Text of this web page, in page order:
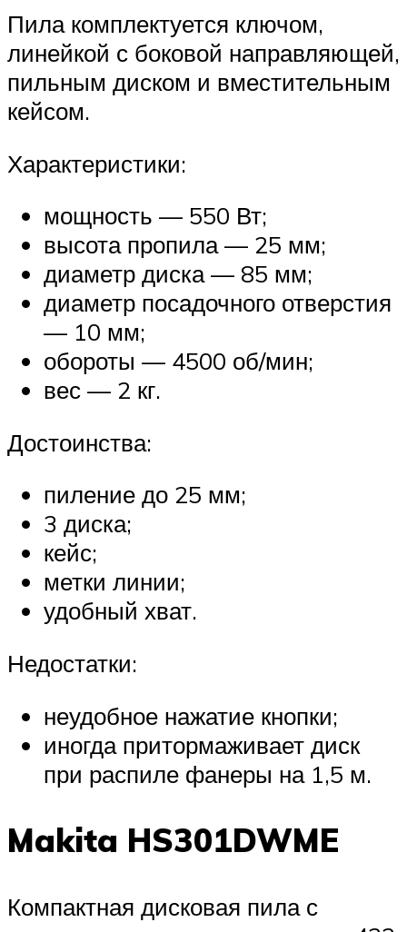
Пила комплектуется ключом,
линейкой с боковой направляющей,
пильным диском и вместительным
кейсом.
Характеристики:
мощность — 550 Вт;
высота пропила — 25 мм;
диаметр диска — 85 мм;
диаметр посадочного отверстия
— 10 мм;
обороты — 4500 об/мин;
вес — 2 кг.
Достоинства:
пиление до 25 мм;
3 диска;
кейс;
метки линии;
удобный хват.
Недостатки:
неудобное нажатие кнопки;
иногда притормаживает диск
при распиле фанеры на 1,5 м.
Makita HS301DWME
Компактная дисковая пила с